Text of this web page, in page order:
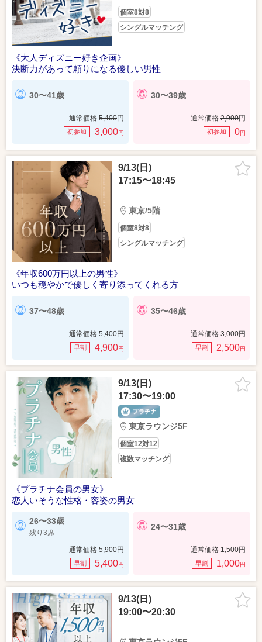
個室8対8
シングルマッチング
《大人ディズニー好き企画》
決断力があって頼りになる優しい男性
30〜41歳
通常価格 5,400円
初参加 3,000円
30〜39歳
通常価格 2,900円
初参加 0円
9/13(日)
17:15〜18:45
東京/5階
個室8対8
シングルマッチング
《年収600万円以上の男性》
いつも穏やかで優しく寄り添ってくれる方
37〜48歳
通常価格 5,400円
早割 4,900円
35〜46歳
通常価格 3,000円
早割 2,500円
9/13(日)
17:30〜19:00
東京ラウンジ5F
個室12対12
複数マッチング
《プラチナ会員の男女》
恋人いそうな性格・容姿の男女
26〜33歳
残り3席
通常価格 5,900円
早割 5,400円
24〜31歳
通常価格 1,500円
早割 1,000円
9/13(日)
19:00〜20:30